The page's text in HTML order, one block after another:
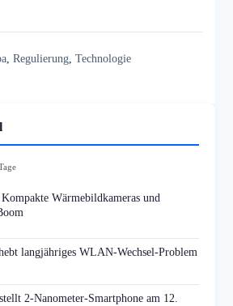
Regulierung Technologie
Wärmebildkameras und
langjähriges WLAN-Wechsel-Problem
2-Nanometer-Smartphone am 12.